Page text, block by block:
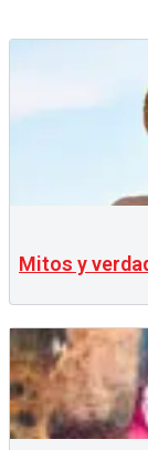
Mitos y